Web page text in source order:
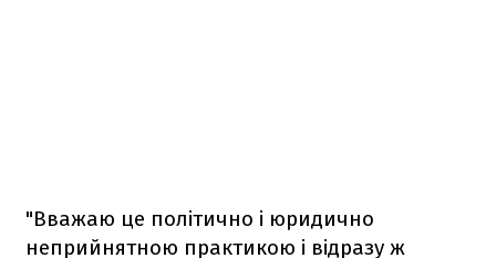
"Вважаю це політично і юридично
неприйнятною практикою і відразу ж